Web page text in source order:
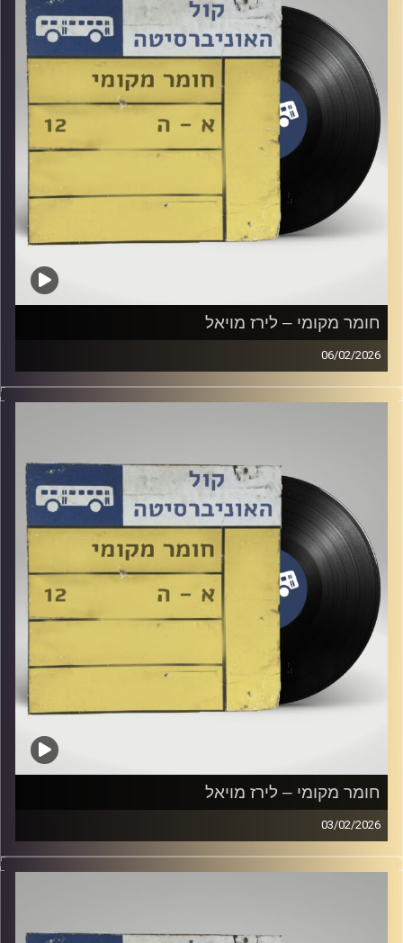
חומר מקומי – לירז מויאל
06/02/2026
שעה של מוזיקה ישראלית עם לירז מויאל
חומר מקומי – לירז מויאל
03/02/2026
שעה של מוזיקה ישראלית עם לירז מויאל